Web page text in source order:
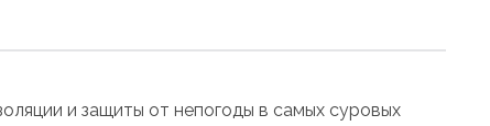
и защиты от непогоды в самых суровых